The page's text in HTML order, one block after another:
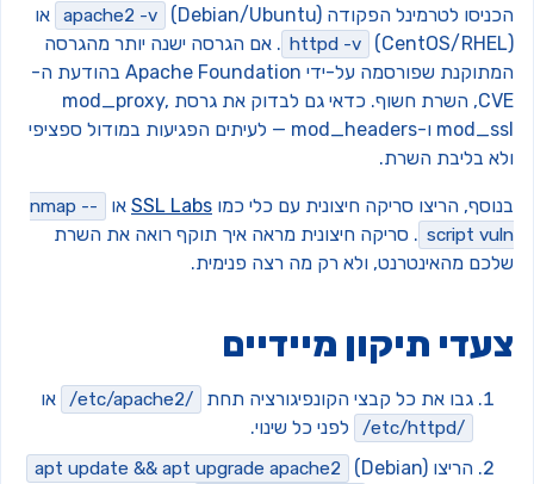
לטרמינל הפקודה
apache2 -v (Debian/Ubuntu) או
httpd -v (CentOS/RHEL). אם הגרסה ישנה יותר מהגרסה
המתוקנת שפורסמה על-ידי Apache Foundation בהודעת ה-
CVE, השרת חשוף. כדאי גם לבדוק את גרסת mod_proxy,
mod_ssl ו-mod_headers — לעיתים הפגיעות במודול ספציפי
בליבת השרת.
הריצו סריקה חיצונית עם כלי כמוSSL Labsאו nmap --
script . סריקה חיצונית מראה איך תוקף רואה את השרת
מהאינטרנט, ולא רק מה רצה פנימית.
תיקון מיידיים
גבו את כל קבצי הקונפיגורציה תחת /etc/apache2/ או
לפני כל שינוי.
הריצו
apt update && apt upgrade apache2 (Debian)